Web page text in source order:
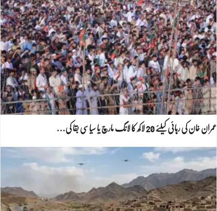
عمران خان کی رہائی کیلئے 20 لاکھ کا لانگ مارچ یا سیاسی بقا کی…